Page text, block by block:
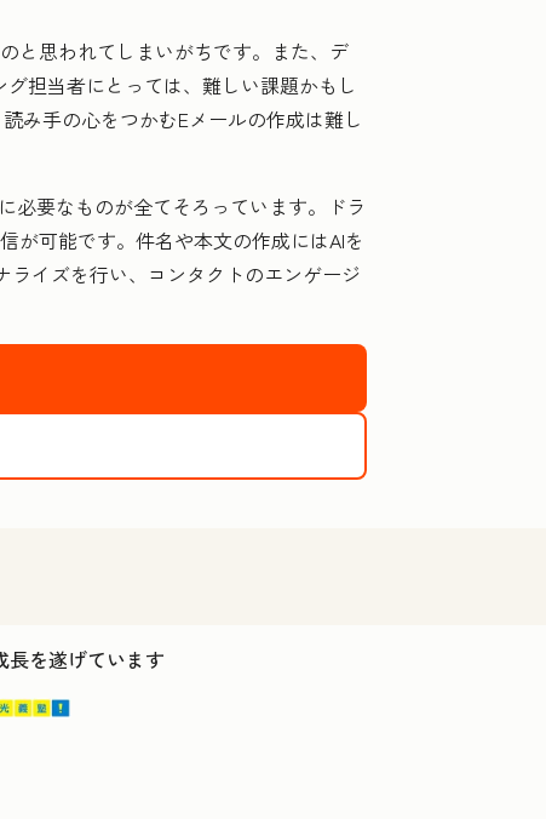
と思われてしまいがちです。また、デ
担当者にとっては、難しい課題かもし
み手の心をつかむEメールの作成は難し
必要なものが全てそろっています。ドラ
が可能です。件名や本文の作成にはAIを
ライズを行い、コンタクトのエンゲージ
長を遂げています